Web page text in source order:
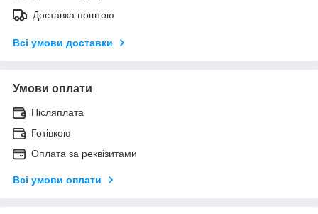
Доставка поштою
Всі умови доставки
Умови оплати
Післяплата
Готівкою
Оплата за реквізитами
Всі умови оплати